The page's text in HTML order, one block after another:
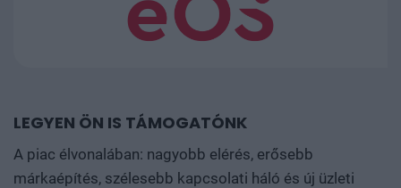
LEGYEN ÖN IS TÁMOGATÓNK
A piac élvonalában: nagyobb elérés, erősebb
márkaépítés, szélesebb kapcsolati háló és új üzleti